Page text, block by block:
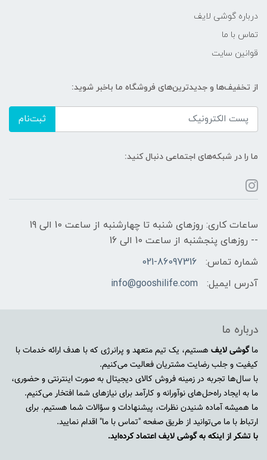
درباره گوشی لایف
تماس با ما
قوانین سایت
از تخفیف‌ها و جدیدترین‌های فروشگاه ما باخبر شوید:
ثبت‌نام
ما را در شبکه‌های اجتماعی دنبال کنید:
ساعات کاری: روزهای شنبه تا چهارشنبه از ساعت 10 الی 19
-- روزهای پنجشنبه از ساعت 10 الی 16
شماره تماس:
021-86097316
آدرس ایمیل:
info@gooshilife.com
درباره ما
ماگوشی لایف هستیم، یک تیم متعهد و پرانرژی که با هدف ارائه خدمات با
کیفیت و جلب رضایت مشتریان فعالیت می‌کنیم.
با سال‌ها تجربه در زمینه فروش کالای دیجیتال به صورت اینترنتی و حضوری،
ما به ایجاد راه‌حل‌های نوآورانه و کارآمد برای نیازهای شما افتخار می‌کنیم.
ما همیشه آماده شنیدن نظرات، پیشنهادات و سؤالات شما هستیم. برای
ارتباط با ما می‌توانید از طریق صفحه "تماس با ما" اقدام نمایید.
با تشکر از اینکه به گوشی لایف اعتماد کرده‌اید.